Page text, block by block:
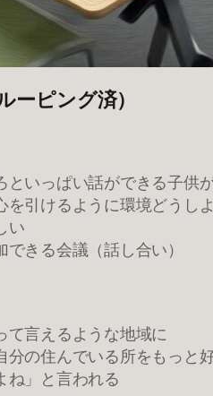
ーピング済）
といっぱい話ができる子供
引けるように環境どうしよ
い
きる会議（話し合い）
て言えるような地域に
の住んでいる所をもっと
ね」と言われる